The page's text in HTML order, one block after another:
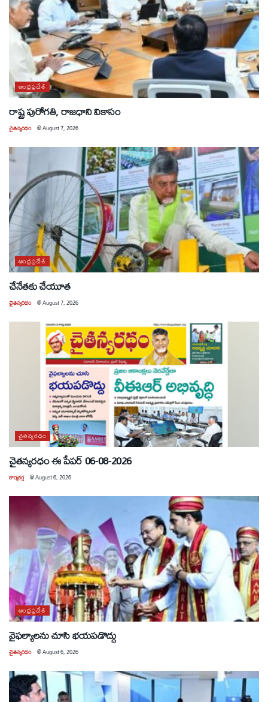
ఆంధ్రప్రదేశ్
రాష్ట్ర పురోగతి, రాజధాని వికాసం
చైతన్యరధం @August 7, 2026
ఆంధ్రప్రదేశ్
చేనేతకు చేయూత
చైతన్యరధం @August 7, 2026
చైతన్యరధం
చైతన్యరధం ఈ పేపర్ 06-08-2026
కార్యకర్త @August 6, 2026
ఆంధ్రప్రదేశ్
వైఫల్యాలను చూసి భయపడొద్దు
చైతన్యరధం @August 6, 2026